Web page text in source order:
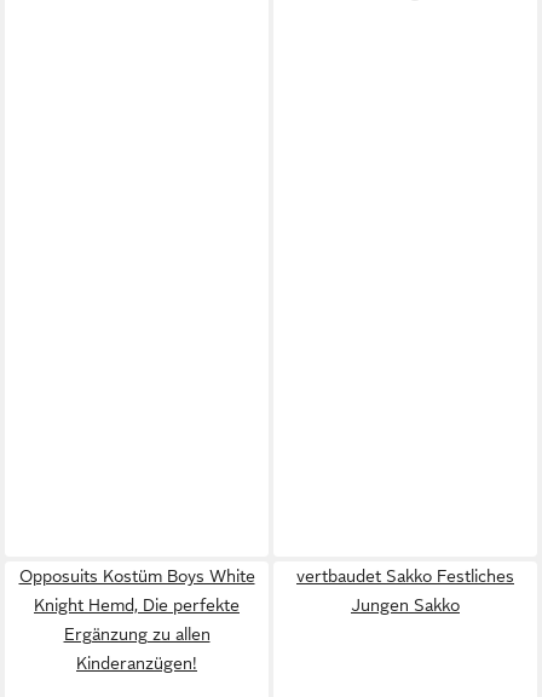
Opposuits Kostüm Boys White
Knight Hemd, Die perfekte
Ergänzung zu allen
Kinderanzügen!
vertbaudet Sakko Festliches
Jungen Sakko